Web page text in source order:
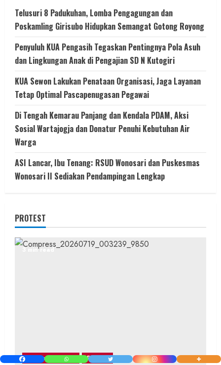
Telusuri 8 Padukuhan, Lomba Pengagungan dan
Poskamling Girisubo Hidupkan Semangat Gotong Royong
Penyuluh KUA Pengasih Tegaskan Pentingnya Pola Asuh
dan Lingkungan Anak di Pengajian SD N Kutogiri
KUA Sewon Lakukan Penataan Organisasi, Jaga Layanan
Tetap Optimal Pascapenugasan Pegawai
Di Tengah Kemarau Panjang dan Kendala PDAM, Aksi
Sosial Wartajogja dan Donatur Penuhi Kebutuhan Air
Warga
ASI Lancar, Ibu Tenang: RSUD Wonosari dan Puskesmas
Wonosari II Sediakan Pendampingan Lengkap
PROTEST
3 min read
Berita Nasional Protest